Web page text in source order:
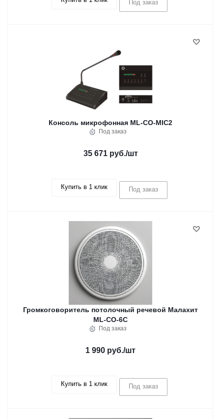
Под заказ
Консоль микрофонная ML-CO-MIC2
Под заказ
35 671 руб./шт
Купить в 1 клик Под заказ
Громкоговоритель потолочный речевой Малахит
ML-CO-6C
Под заказ
1 990 руб./шт
Купить в 1 клик Под заказ